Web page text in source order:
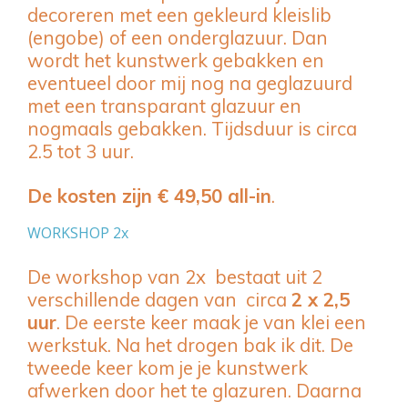
decoreren met een gekleurd kleislib
(engobe) of een onderglazuur. Dan
wordt het kunstwerk gebakken en
eventueel door mij nog na geglazuurd
met een transparant glazuur en
nogmaals gebakken. Tijdsduur is circa
2.5 tot 3 uur.
De kosten zijn € 49,50 all-in.
WORKSHOP 2x
De workshop van 2x bestaat uit 2
verschillende dagen van circa 2 x 2,5
uur. De eerste keer maak je van klei een
werkstuk. Na het drogen bak ik dit. De
tweede keer kom je je kunstwerk
afwerken door het te glazuren. Daarna